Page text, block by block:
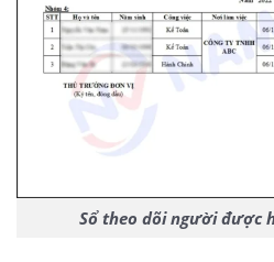
Sổ theo dõi người được